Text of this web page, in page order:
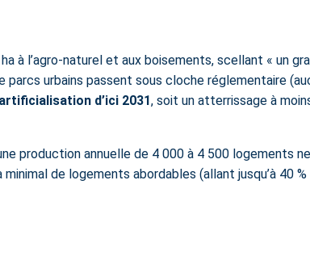
à l’agro-naturel et aux boisements, scellant « un
parcs urbains passent sous cloche réglementaire
d’ici 2031, soit un atterrissage à
production annuelle de 4 000 à 4 500 logements
de logements abordables (allant jusqu’à 40 %